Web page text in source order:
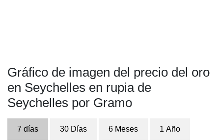
Gráfico de imagen del precio del oro
en Seychelles en rupia de
Seychelles por Gramo
7 días 30 Días 6 Meses 1 Año